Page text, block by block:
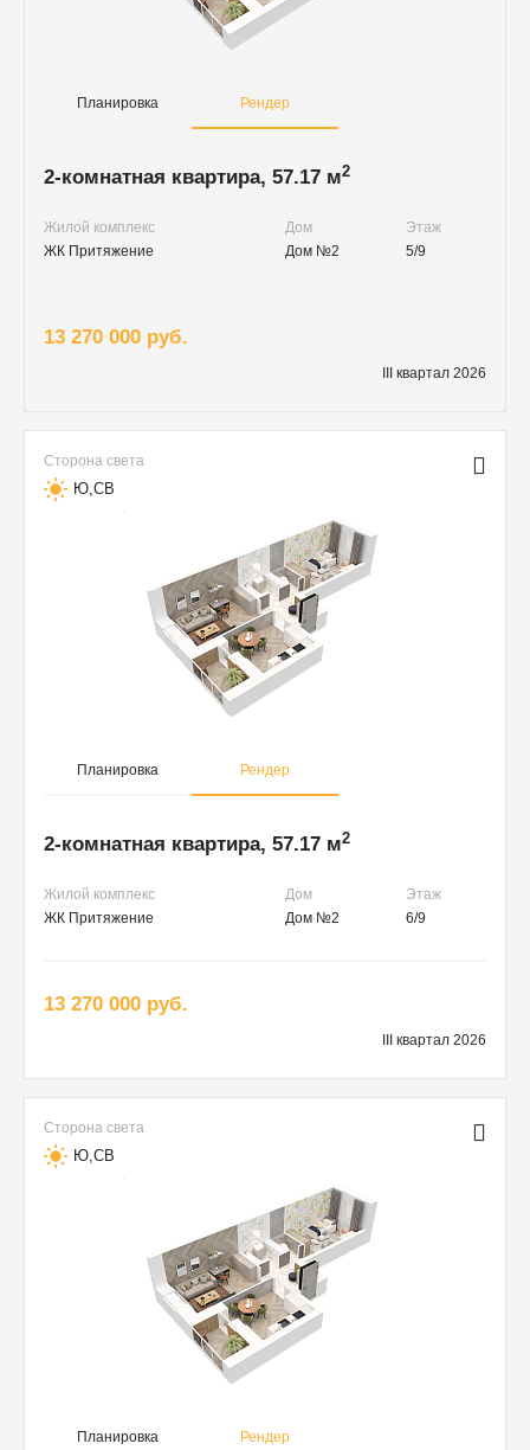
Планировка Рендер
2-комнатная квартира, 57.17 м2
Жилой комплекс Дом
Этаж
ЖК Притяжение
Дом №2 5/9
13 270 000 руб.
III квартал 2026
Сторона света
Ю,СВ
Планировка Рендер
2-комнатная квартира, 57.17 м2
Жилой комплекс Дом
Этаж
ЖК Притяжение
Дом №2 6/9
13 270 000 руб.
III квартал 2026
Сторона света
Ю,СВ
Планировка Рендер